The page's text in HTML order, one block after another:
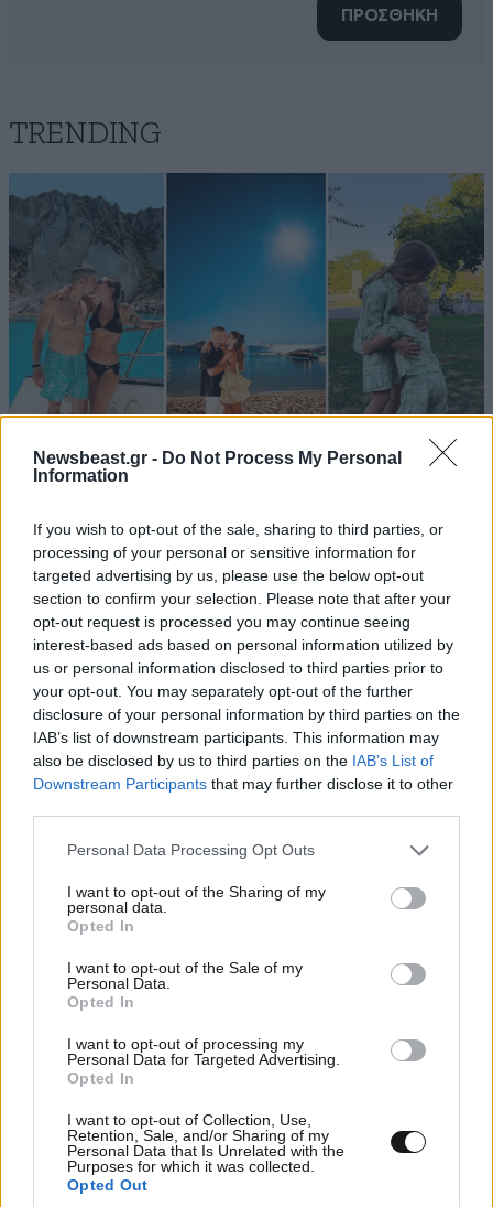
Newsbeast.gr - Do Not Process My Personal
Information
If you wish to opt-out of the sale, sharing to third parties, or
processing of your personal or sensitive information for
targeted advertising by us, please use the below opt-out
section to confirm your selection. Please note that after your
opt-out request is processed you may continue seeing
interest-based ads based on personal information utilized by
us or personal information disclosed to third parties prior to
your opt-out. You may separately opt-out of the further
disclosure of your personal information by third parties on the
IAB’s list of downstream participants. This information may
also be disclosed by us to third parties on the IAB’s List of
Downstream Participants that may further disclose it to other
Please note that this website/app uses one or more Google
not limited to your visit or usage behaviour. You may click to
grant or deny consent to Google and its third-party tags to
use your data for below specified purposes in below Google
consent section.
Personal Data Processing Opt Outs
I want to opt-out of the Sharing of my
personal data.
Opted In
I want to opt-out of the Sale of my
Personal Data.
Opted In
I want to opt-out of processing my
Personal Data for Targeted Advertising.
Opted In
I want to opt-out of Collection, Use,
Retention, Sale, and/or Sharing of my
Personal Data that Is Unrelated with the
Purposes for which it was collected.
Opted Out
ΠΡΟΣΘΗΚΗ
TRENDING
Εριέττα Κούρκουλου – Τα 33α γενέθλια και τα
φιλιά με τον Βύρωνα Βασιλειάδη: «Καμία στιγμή
ευτυχίας δεδομένη»